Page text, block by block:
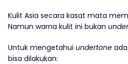
Kulit Asia secara kasat mata
Namun warna kulit ini bukan
Untuk mengetahui undertone
bisa dilakukan: